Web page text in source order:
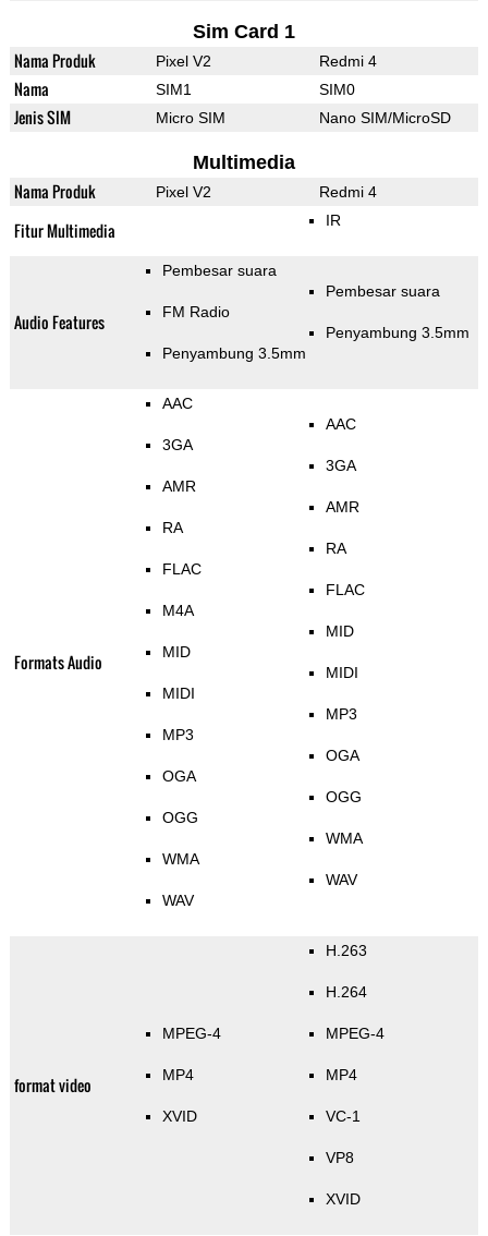
Sim Card 1
Nama Produk Pixel V2 Redmi 4
Nama SIM1 SIM0
Jenis SIM Micro SIM Nano SIM/MicroSD
Multimedia
Nama Produk Pixel V2 Redmi 4
Fitur Multimedia IR
Audio Features
Pembesar suara
FM Radio
Penyambung 3.5mm
Pembesar suara
Penyambung 3.5mm
Formats Audio
AAC
3GA
AMR
RA
FLAC
M4A
MID
MIDI
MP3
OGA
OGG
WMA
WAV
AAC
3GA
AMR
RA
FLAC
MID
MIDI
MP3
OGA
OGG
WMA
WAV
format video
MPEG-4
MP4
XVID
H.263
H.264
MPEG-4
MP4
VC-1
VP8
XVID